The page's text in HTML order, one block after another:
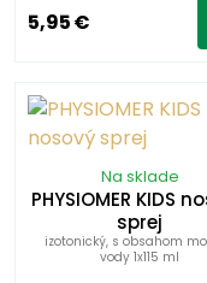
5,95 €
Na sklade
PHYSIOMER KIDS
sprej
izotonický, s obsahom
vody 1x115 ml